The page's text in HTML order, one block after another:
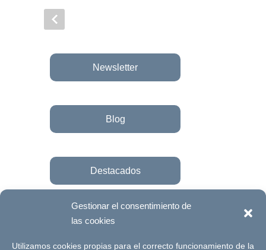
Gestionar el consentimiento de
las cookies
Utilizamos cookies propias para el correcto funcionamiento de la
Newsletter
Blog
Destacados
Únete a la fundación